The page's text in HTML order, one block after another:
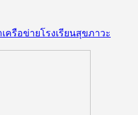
รือข่ายโรงเรียนสุขภาวะ